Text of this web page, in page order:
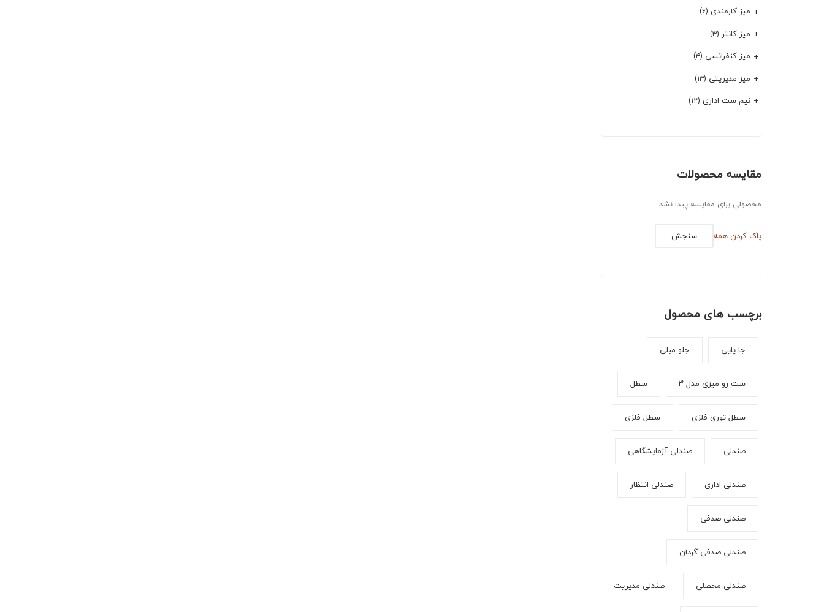
میز کارمندی (۶)
میز کانتر (۳)
میز کنفرانسی (۴)
میز مدیریتی (۱۳)
نیم ست اداری (۱۲)
مقایسه محصولات
محصولی برای مقایسه پیدا نشد.
پاک کردن همه سنجش
برچسب های محصول
جا پایی جلو مبلی
ست رو میزی مدل ۳ سطل
سطل توری فلزی سطل فلزی
صندلی صندلی آزمایشگاهی
صندلی اداری صندلی انتظار
صندلی صدفی
صندلی صدفی گردان
صندلی محصلی صندلی مدیریت